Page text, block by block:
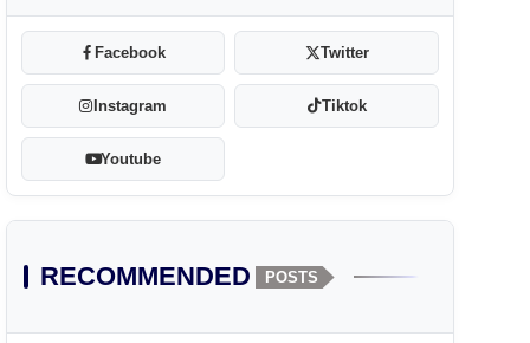
Facebook Twitter
Instagram Tiktok
Youtube
RECOMMENDED POSTS